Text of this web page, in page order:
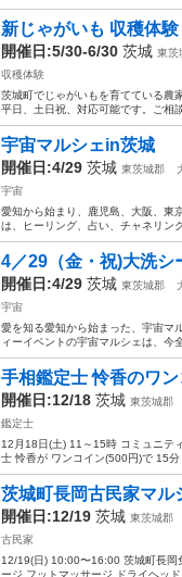
新じゃがいも 収穫体
開催日:5/30-6/30 茨城 東茨
収穫体験
茨城町でじゃがいもを育てている
平日、土日祝、対応可能です。ご相
宇宙マルシェin茨城
開催日:4/29 茨城 東茨城郡
宇宙
愛知から始まり、鹿児島、大阪、東
は、ヒーリング、占い、チャネリン
4／29（金・祝)大洗シ
開催日:4/29 茨城 東茨城郡
宇宙
愛を知る愛知から始まった、宇宙マ
ィーイベントの宇宙マルシェは、今
手相鑑定士 怜香のワ
開催日:12/18 茨城 東茨城郡
鑑定士
12月18日(土) 11～15時 コミュニテ
士 怜香が ワンコイン(500円)で 15
茨城町長岡古民家マル
開催日:12/19 茨城 東茨城郡
古民家
12/19(日) 10:00〜16:00 茨城町長岡
ージ フットマッサージ ドライヘッ